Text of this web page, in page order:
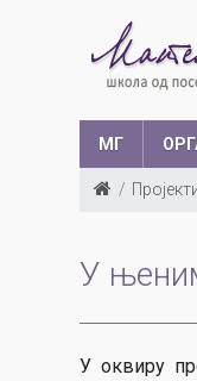
МГ
У
У оквиру